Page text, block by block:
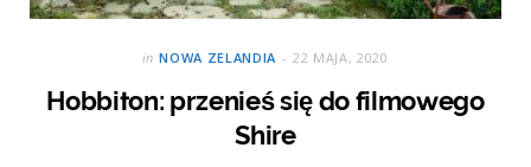
in NOWA ZELANDIA 22 MAJA, 2020
Hobbiton: przenieś się do filmowego
Shire